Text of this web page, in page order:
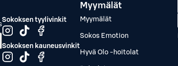
Sokoksen tyylivinkit
Sokoksen kauneusvinkit
Myymälät
Myymälät
Sokos Emotion
Hyvä Olo -hoitolat